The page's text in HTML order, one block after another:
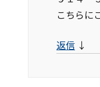
こちらに
返信 ↓